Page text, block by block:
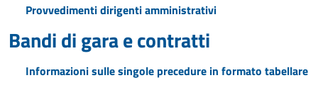
Provvedimenti dirigenti amministrativi
Bandi di gara e contratti
Informazioni sulle singole precedure in formato tabellare